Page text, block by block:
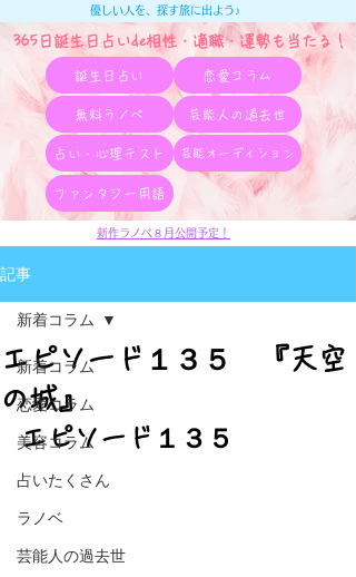
365日誕生日占いde相性・適職・​運勢も当たる！
優しい人を、探す旅に出よう♪
誕生日占い 恋愛コラム
無料ラノベ 芸能人の過去世
占い・心理テスト 芸能オーディション
ファンタジー用語
新作ラノベ８月公開予定！
記事
新着コラム
恋愛コラム
美容コラム
占いたくさん
ラノベ
芸能人の過去世
新着コラム
エピソード１３５ 『天空
の城』
エピソード１３５